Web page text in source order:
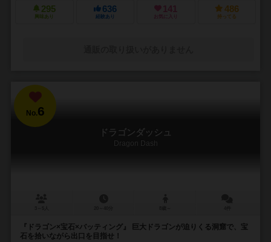
295
興味あり
636
経験あり
141
お気に入り
486
持ってる
No.6
ドラゴンダッシュ
Dragon Dash
『ドラゴン×宝石×バッティング』 巨大ドラゴンが迫りくる洞窟で、宝
石を拾いながら出口を目指せ！